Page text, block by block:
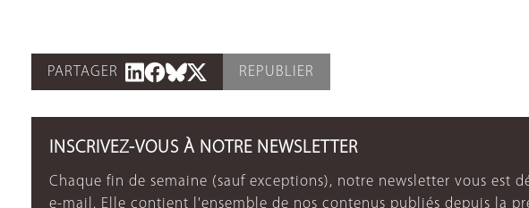
PARTAGER REPUBLIER
INSCRIVEZ-VOUS À NOTRE NEWSLETTER
Chaque fin de semaine (sauf exceptions), notre newsletter vous est
e-mail. Elle contient l'ensemble de nos contenus publiés depuis la